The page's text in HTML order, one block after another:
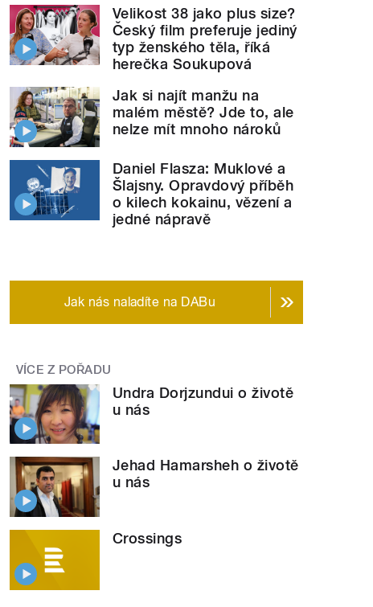
Prahou 13
Velikost 38 jako plus size?
Český film preferuje jediný
typ ženského těla, říká
herečka Soukupová
Jak si najít manžu na
malém městě? Jde to, ale
nelze mít mnoho nároků
Daniel Flasza: Muklové a
Šlajsny. Opravdový příběh
o kilech kokainu, vězení a
jedné nápravě
Jak nás naladíte na DABu
VÍCE Z POŘADU
Undra Dorjzundui o životě
u nás
Jehad Hamarsheh o životě
u nás
Crossings